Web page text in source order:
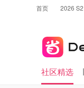
首页 2026
社区精选